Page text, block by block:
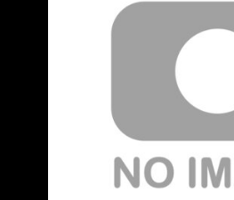
款，在初始選角時都沒有
運(娘)在男女主的齊心協
https://imgpoi.com/i/
活了又死了 最終結局女
了旅程 https://
https://imgpoi.com/i/OFN